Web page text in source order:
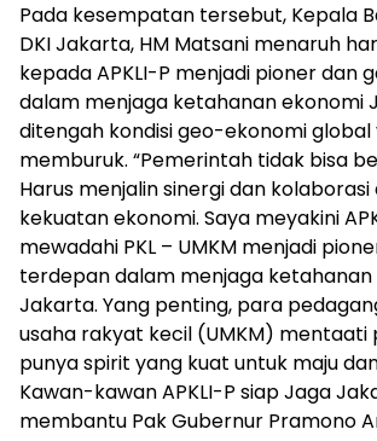
Pada kesempatan tersebut, Kepala
DKI Jakarta, HM Matsani menaruh
kepada APKLI-P menjadi pioner dan
dalam menjaga ketahanan ekonomi
ditengah kondisi geo-ekonomi global
memburuk. “Pemerintah tidak bisa
Harus menjalin sinergi dan
kekuatan ekonomi. Saya meyakini
mewadahi PKL – UMKM menjadi
terdepan dalam menjaga
Jakarta. Yang penting, para
usaha rakyat kecil (UMKM) mentaati
punya spirit yang kuat untuk maju
Kawan-kawan APKLI-P siap Jaga
membantu Pak Gubernur Pramono